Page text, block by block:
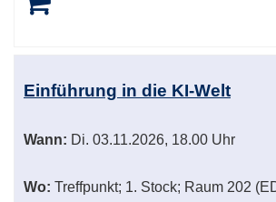
Einführung in die KI-Welt
Wann: Di. 03.11.2026, 18.00 Uhr
Wo: Treffpunkt; 1. Stock; Raum 202